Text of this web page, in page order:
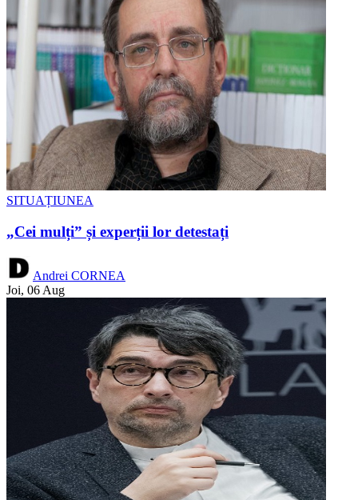
SITUAȚIUNEA
„Cei mulți” și experții lor detestați
Andrei CORNEA
Joi, 06 Aug